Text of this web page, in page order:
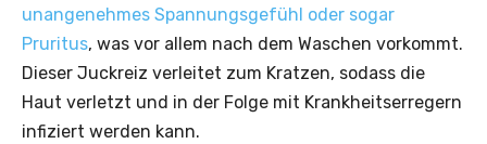
unangenehmes Spannungsgefühl oder sogar
Pruritus, was vor allem nach dem Waschen vorkommt.
Dieser Juckreiz verleitet zum Kratzen, sodass die
Haut verletzt und in der Folge mit Krankheitserregern
infiziert werden kann.